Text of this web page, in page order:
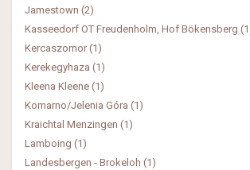
Jamestown (2)
Kasseedorf OT Freudenholm, Hof Bökensberg
Kercaszomor (1)
Kerekegyhaza (1)
Kleena Kleene (1)
Komarno/Jelenia Góra (1)
Kraichtal Menzingen (1)
Lamboing (1)
Landesbergen - Brokeloh (1)